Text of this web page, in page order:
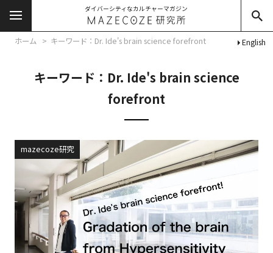
ダイバーシティなカルチャーマガジン
English
ホーム キーワード：Dr. Ide's brain science forefront
キーワード：Dr. Ide's brain science
forefront
mazecoze研究